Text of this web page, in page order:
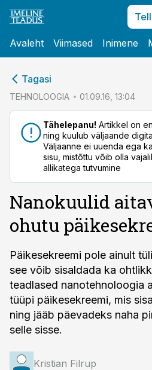
Avaleht Viimased Inimene
Tagasi
TEHNOLOOGIA 01.09.16, 13:04
Tähelepanu! Artikkel on
ning kuulub väljaande
Väljaanne ei uuenda ega
sisu, mistõttu võib olla
allikatega tutvumine
Nanokuulid
ohutu
Päikesekreemi pole ainult
see võib sisaldada ka
teadlased nanotehnoloogia
tüüpi päikesekreemi, mis
ning jääb päevadeks naha
selle sisse.
Kristian Filrup